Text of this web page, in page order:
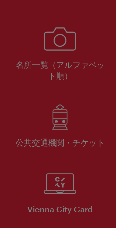
名所一覧（アルファベッ
ト順）
公共交通機関・チケット
Vienna City Card